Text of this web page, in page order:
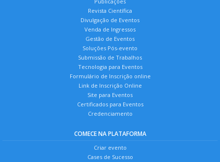
Revista Científica
Divulgação de Eventos
Venda de Ingressos
Gestão de Eventos
Soluções Pós-evento
Submissão de Trabalhos
Tecnologia para Eventos
Formulário de Inscrição online
Link de Inscrição Online
Site para Eventos
Certificados para Eventos
Credenciamento
COMECE NA PLATAFORMA
Criar evento
Cases de Sucesso